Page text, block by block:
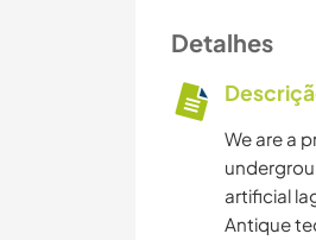
Detalhes
We are a
artificial
Antique